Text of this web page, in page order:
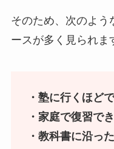
そのため、次のよう
ースが多く見られま
・塾に行くほど
・家庭で復習で
・教科書に沿っ